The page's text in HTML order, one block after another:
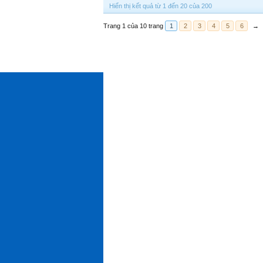
Hiển thị kết quả từ 1 đến 20 của 200
Trang 1 của 10 trang 1 2 3 4 5 6 →